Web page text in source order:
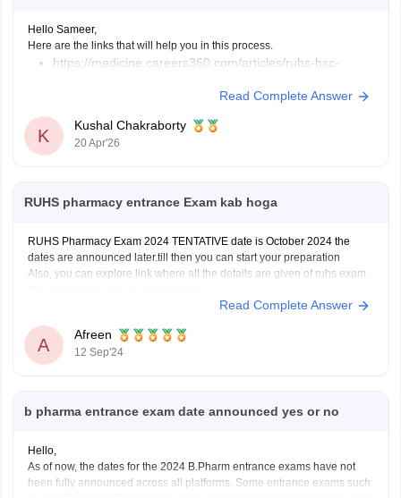
Hello Sameer,
Here are the links that will help you in this process.
https://medicine.careers360.com/articles/ruhs-bsc-
https://medicine.careers360.com/download/sample-
papers/ruhs-cuet-question-papers-solutions-pdf
https://medicine.careers360.com/download/sample-
papers/ruhs-cuet-bsc-nursing-2025-question-paper-
Read Complete Answer
K
Kushal Chakraborty
20 Apr'26
RUHS pharmacy entrance Exam kab hoga
RUHS Pharmacy Exam 2024 TENTATIVE date is October 2024 the
dates are announced later.till then you can start your preparation
Also, you can explore link where all the details are given of ruhs exam
https://www.google.com/amp/s/pharmacy.careers360.com/exams/ruhs-
Read Complete Answer
A
Afreen
12 Sep'24
b pharma entrance exam date announced yes or no
Hello,
As of now, the dates for the 2024 B.Pharm entrance exams have not
been fully announced across all platforms. Some entrance exams such